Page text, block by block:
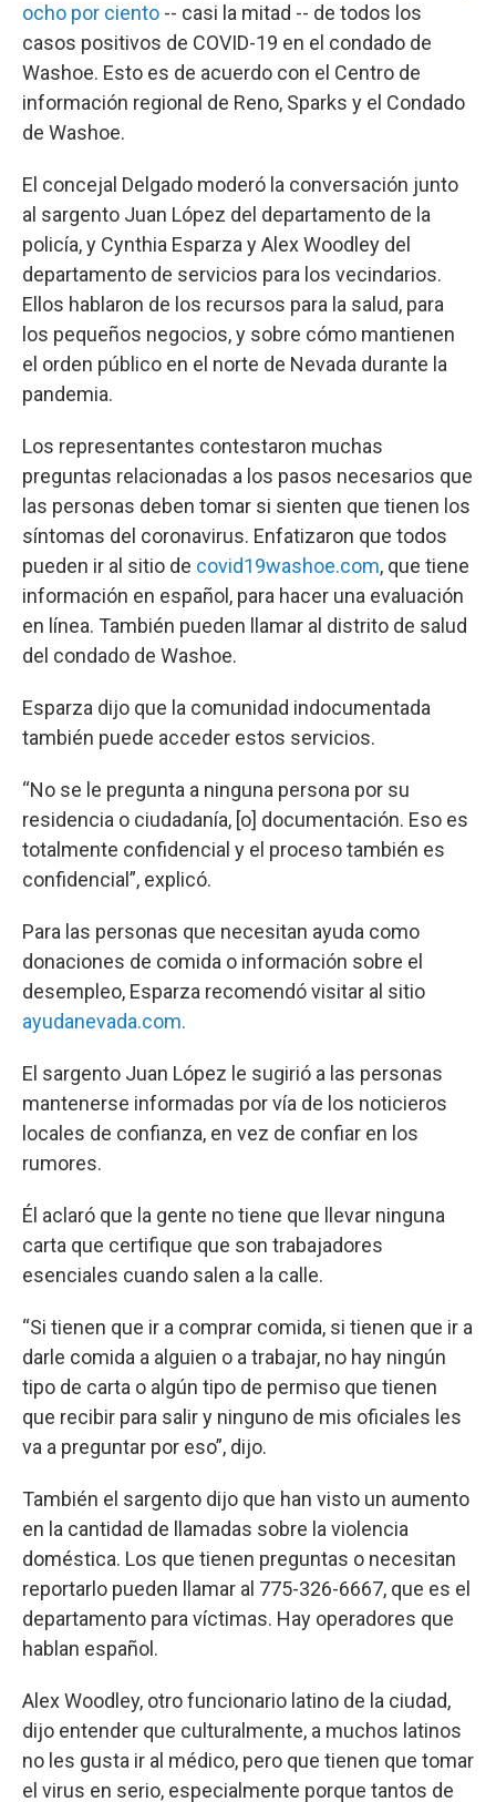
ocho por ciento -- casi la mitad -- de todos los
casos positivos de COVID-19 en el condado de
Washoe. Esto es de acuerdo con el Centro de
información regional de Reno, Sparks y el Condado
de Washoe.
El concejal Delgado moderó la conversación junto
al sargento Juan López del departamento de la
policía, y Cynthia Esparza y Alex Woodley del
departamento de servicios para los vecindarios.
Ellos hablaron de los recursos para la salud, para
los pequeños negocios, y sobre cómo mantienen
el orden público en el norte de Nevada durante la
pandemia.
Los representantes contestaron muchas
preguntas relacionadas a los pasos necesarios que
las personas deben tomar si sienten que tienen los
síntomas del coronavirus. Enfatizaron que todos
pueden ir al sitio de covid19washoe.com, que tiene
información en español, para hacer una evaluación
en línea. También pueden llamar al distrito de salud
del condado de Washoe.
Esparza dijo que la comunidad indocumentada
también puede acceder estos servicios.
“No se le pregunta a ninguna persona por su
residencia o ciudadanía, [o] documentación. Eso es
totalmente confidencial y el proceso también es
confidencial”, explicó.
Para las personas que necesitan ayuda como
donaciones de comida o información sobre el
desempleo, Esparza recomendó visitar al sitio
ayudanevada.com.
El sargento Juan López le sugirió a las personas
mantenerse informadas por vía de los noticieros
locales de confianza, en vez de confiar en los
rumores.
Él aclaró que la gente no tiene que llevar ninguna
carta que certifique que son trabajadores
esenciales cuando salen a la calle.
“Si tienen que ir a comprar comida, si tienen que ir a
darle comida a alguien o a trabajar, no hay ningún
tipo de carta o algún tipo de permiso que tienen
que recibir para salir y ninguno de mis oficiales les
va a preguntar por eso”, dijo.
También el sargento dijo que han visto un aumento
en la cantidad de llamadas sobre la violencia
doméstica. Los que tienen preguntas o necesitan
reportarlo pueden llamar al 775-326-6667, que es el
departamento para víctimas. Hay operadores que
hablan español.
Alex Woodley, otro funcionario latino de la ciudad,
dijo entender que culturalmente, a muchos latinos
no les gusta ir al médico, pero que tienen que tomar
el virus en serio, especialmente porque tantos de